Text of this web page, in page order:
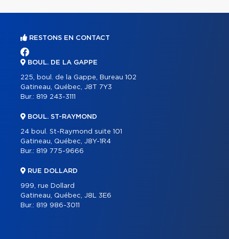
RESTONS EN CONTACT
BOUL. DE LA GAPPE
225, boul. de la Gappe, Bureau 102
Gatineau, Québec, J8T 7Y3
Bur.: 819 243-3111
BOUL. ST-RAYMOND
24 boul. St-Raymond suite 101
Gatineau, Québec, J8Y-1R4
Bur.: 819 775-9666
RUE DOLLARD
999, rue Dollard
Gatineau, Québec, J8L 3E6
Bur.: 819 986-3011